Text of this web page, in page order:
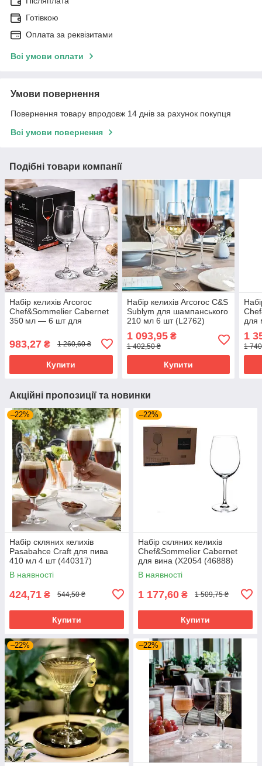
Готівкою
Оплата за реквізитами
Всі умови оплати
Умови повернення
Повернення товару впродовж 14 днів за рахунок покупця
Всі умови повернення
Подібні товари компанії
Набір келихів Arcoroc
Chef&Sommelier Cabernet
350 мл — 6 шт для
983,27 ₴ 1 260,60 ₴
Купити
Набір келихів Arcoroc C&S
Sublym для шампанського
210 мл 6 шт (L2762)
1 093,95₴
1 402,50 ₴
Купити
для
1
1
Акційні пропозиції та новинки
–22%
Набір скляних келихів
Pasabahce Craft для пива
410 мл 4 шт (440317)
В наявності
424,71 ₴ 544,50 ₴
Купити
–22%
Набір скляних келихів
Chef&Sommelier Cabernet
для вина (X2054 (46888)
В наявності
1 177,60 ₴ 1 509,75 ₴
Купити
–22% –22%